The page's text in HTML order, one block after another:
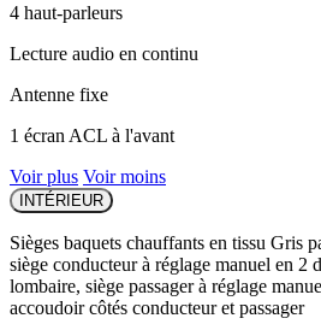
4 haut-parleurs
Lecture audio en continu
Antenne fixe
1 écran ACL à l'avant
Voir plus Voir moins
INTÉRIEUR
Sièges baquets chauffants en tissu Gris
siège conducteur à réglage manuel en 2
lombaire, siège passager à réglage
accoudoir côtés conducteur et passager